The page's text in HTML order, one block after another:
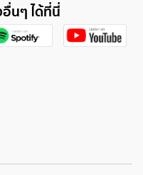
นๆ ได้ที่นี่